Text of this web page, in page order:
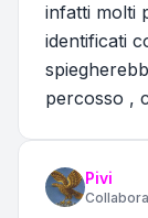
infatti molti
identificati
percosso ,
Pivi